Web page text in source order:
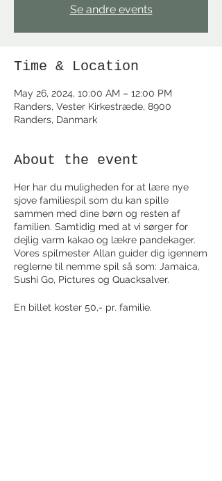
Se andre events
Time & Location
May 26, 2024, 10:00 AM – 12:00 PM
Randers, Vester Kirkestræde, 8900
Randers, Danmark
About the event
Her har du muligheden for at lære nye
sjove familiespil som du kan spille
sammen med dine børn og resten af
familien. Samtidig med at vi sørger for
dejlig varm kakao og lækre pandekager.
Vores spilmester Allan guider dig igennem
reglerne til nemme spil så som: Jamaica,
Sushi Go, Pictures og Quacksalver.
En billet koster 50,- pr. familie.